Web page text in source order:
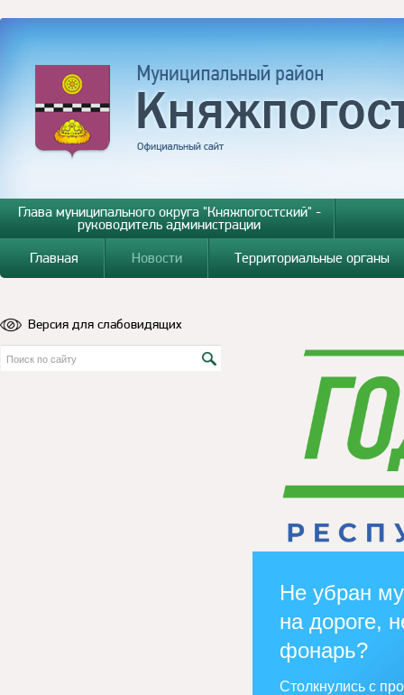
Глава муниципального округа "Княжпогостский" -
руководитель администрации
Главная
Новости Территориальные органы
Версия для слабовидящих
Не убран
на дороге,
фонарь?
Столкнулись с